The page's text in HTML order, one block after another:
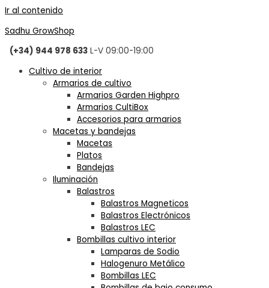
Ir al contenido
Sadhu GrowShop
(+34) 944 978 633 L-V 09:00-19:00
Cultivo de interior
Armarios de cultivo
Armarios Garden Highpro
Armarios CultiBox
Accesorios para armarios
Macetas y bandejas
Macetas
Platos
Bandejas
Iluminación
Balastros
Balastros Magneticos
Balastros Electrónicos
Balastros LEC
Bombillas cultivo interior
Lamparas de Sodio
Halogenuro Metálico
Bombillas LEC